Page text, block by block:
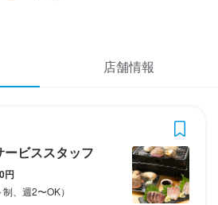
ム
店舗情報
ビススタッフ
円
、週2〜OK）
・サービススタッフ
ービススタッフ